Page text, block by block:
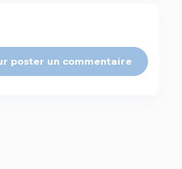
poster un commentaire